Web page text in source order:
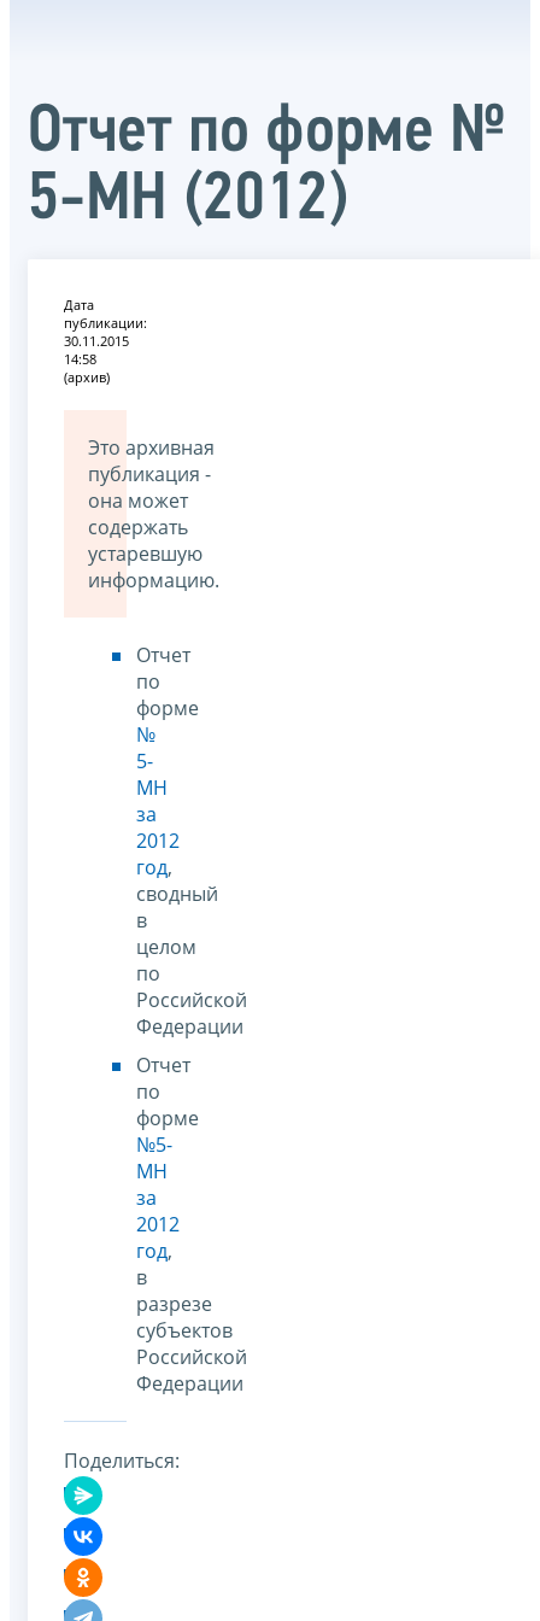
Отчет по форме №
5-МН (2012)
Дата
публикации:
30.11.2015
14:58
(архив)
Это архивная
публикация -
она может
содержать
устаревшую
информацию.
Отчет
по
форме
№
5-
МН
за
2012
год,
сводный
в
целом
по
Российской
Федерации
Отчет
по
форме
№5-
МН
за
2012
год,
в
разрезе
субъектов
Российской
Федерации
Поделиться: